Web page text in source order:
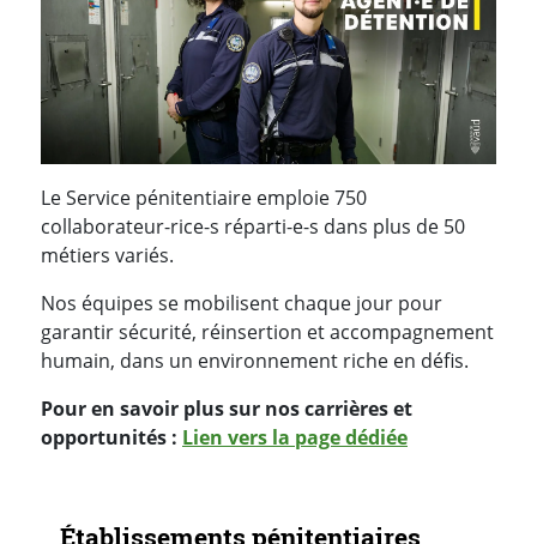
Le Service pénitentiaire emploie 750
collaborateur-rice-s réparti-e-s dans plus de 50
métiers variés.
Nos équipes se mobilisent chaque jour pour
garantir sécurité, réinsertion et accompagnement
humain, dans un environnement riche en défis.
Pour en savoir plus sur nos carrières et
opportunités : Lien vers la page dédiée
Navigation secondaire
Établissements pénitentiaires